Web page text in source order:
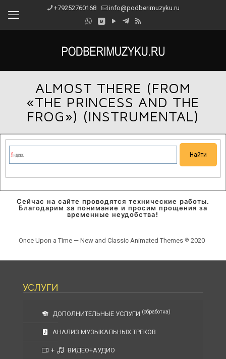
+79252760168 info@podberimuzyku.ru
ALMOST THERE (FROM
«THE PRINCESS AND THE
FROG») (INSTRUMENTAL)
Сейчас на сайте проводятся технические работы.
Благодарим за понимание и просим прощения за
временные неудобства!
Once Upon a Time — New and Classic Animated Themes ℗ 2020
УСЛУГИ
ДОПОЛНИТЕЛЬНЫЕ УСЛУГИ (обработка)
АНАЛИЗ МУЗЫКАЛЬНЫХ ТРЕКОВ
+ ВИДЕО+АУДИО